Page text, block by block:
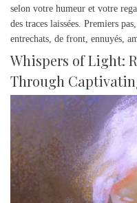
selon votre humeur et votre
des traces laissées. Premiers
entrechats, de front, ennuyés,
Whispers of Light:
Through